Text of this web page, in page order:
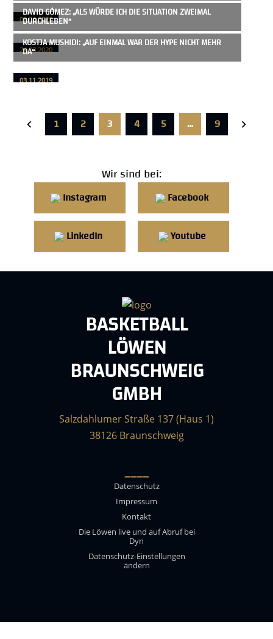
01.04.2020
24.03.2020
DAVID GÓMEZ: „ALS WÜRDE ICH DIE SITUATION ZWEIMAL
DURCHLEBEN“
03.11.2019
KOSTJA MUSHIDI: „AUF EINMAL WAR DER HYPE NICHT MEHR
DA“
1 2 3 4 5 … 9
Wir sind bei:
Instagram Facebook
LinkedIn Youtube
BASKETBALL
LÖWEN
BRAUNSCHWEIG
GMBH
Salzdahlumer Straße 137 (Haus 1)
38126 Braunschweig
____
Datenschutz
Impressum
Kontakt
Die Löwen live und auf Abruf bei
Dyn
Datenschutz-Einstellungen
ändern